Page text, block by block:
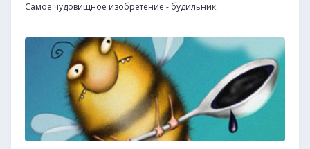
Самое чудовищное изобретение - будильник.